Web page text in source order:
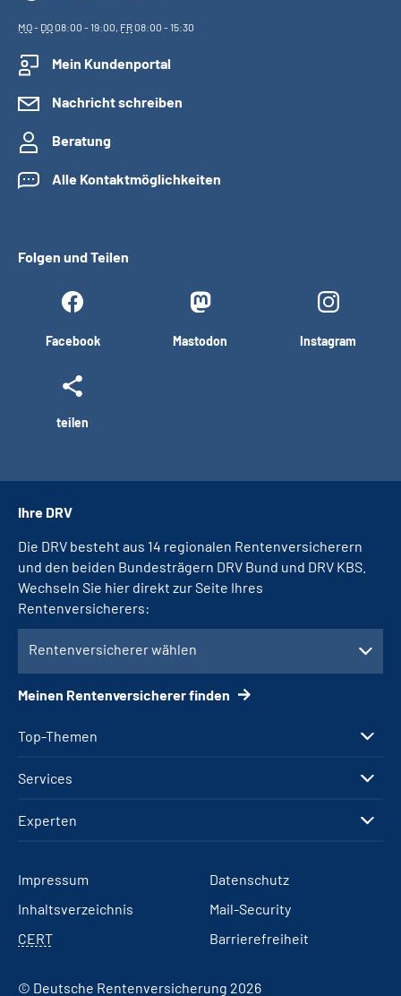
MO- DO08:00 - 19:00, FR08:00 - 15:30
Mein Kundenportal
Nachricht schreiben
Beratung
Alle Kontaktmöglichkeiten
Folgen und Teilen
Facebook Mastodon Instagram
teilen
Top-Themen
Services
Experten
Ihre DRV
Die DRV besteht aus 14 regionalen Rentenversicherern
und den beiden Bundesträgern DRV Bund und DRV KBS.
Wechseln Sie hier direkt zur Seite Ihres
Rentenversicherers:
Rentenversicherer wählen
Meinen Rentenversicherer finden
Impressum
Datenschutz
Inhaltsverzeichnis
Mail-Security
CERT
Barrierefreiheit
© Deutsche Rentenversicherung 2026